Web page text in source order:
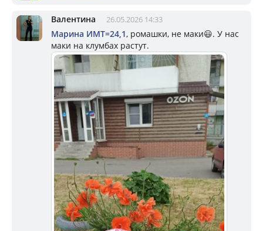
Валентина 26.05.2026 14:33
Марина ИМТ=24,1, ромашки, не маки😃. У нас
маки на клумбах растут.